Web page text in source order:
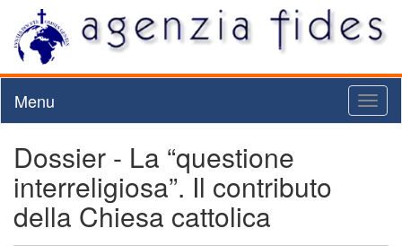
Menu
Dossier - La “questione
interreligiosa”. Il contributo
della Chiesa cattolica